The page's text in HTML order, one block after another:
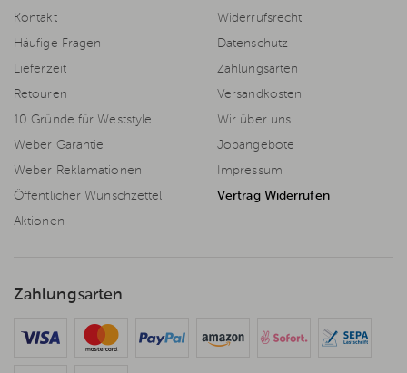
Kontakt
Häufige Fragen
Lieferzeit
Retouren
10 Gründe für Weststyle
Weber Garantie
Weber Reklamationen
Öffentlicher Wunschzettel
Aktionen
Widerrufsrecht
Datenschutz
Zahlungsarten
Versandkosten
Wir über uns
Jobangebote
Impressum
Vertrag Widerrufen
Zahlungsarten